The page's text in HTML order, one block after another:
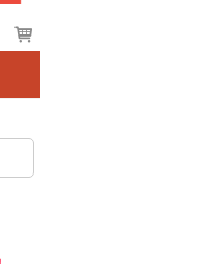
Voir
le